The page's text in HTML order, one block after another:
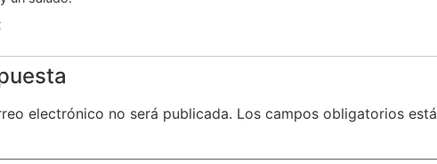
electrónico no será publicada. Los campos obligatorios